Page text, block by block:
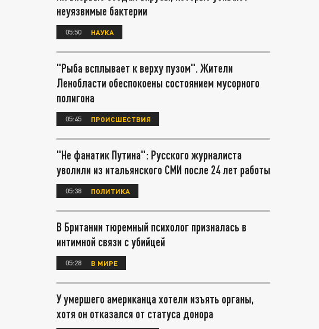
неуязвимые бактерии
05:50 НАУКА
"Рыба всплывает к верху пузом". Жители
Ленобласти обеспокоены состоянием мусорного
полигона
05:45 ПРОИСШЕСТВИЯ
"Не фанатик Путина": Русского журналиста
уволили из итальянского СМИ после 24 лет работы
05:38 ПОЛИТИКА
В Британии тюремный психолог призналась в
интимной связи с убийцей
05:28 В МИРЕ
У умершего американца хотели изъять органы,
хотя он отказался от статуса донора